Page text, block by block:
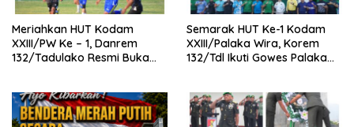
Meriahkan HUT Kodam
XXIII/PW Ke – 1, Danrem
132/Tadulako Resmi Buka
2026.
Semarak HUT Ke-1 Kodam
XXIII/Palaka Wira, Korem
132/Tdl Ikuti Gowes Palaka